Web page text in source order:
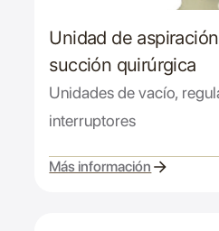
Unidad de
succión quirúrgica
Unidades de vacío,
interruptores
Más información